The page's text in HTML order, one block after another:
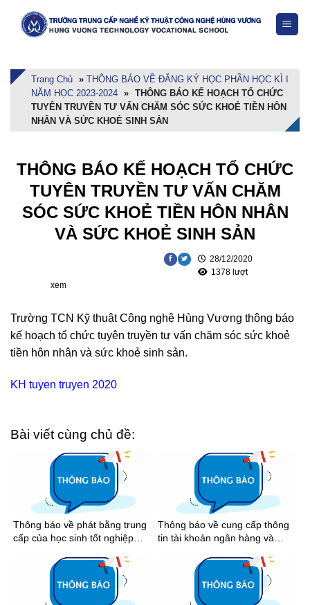
Trang Chủ » THÔNG BÁO VỀ ĐĂNG KÝ HỌC PHẦN HỌC KÌ I
NĂM HỌC 2023-2024 » THÔNG BÁO KẾ HOẠCH TỔ CHỨC
TUYÊN TRUYỀN TƯ VẤN CHĂM SÓC SỨC KHOẺ TIỀN HÔN
NHÂN VÀ SỨC KHOẺ SINH SẢN
THÔNG BÁO KẾ HOẠCH TỔ CHỨC
TUYÊN TRUYỀN TƯ VẤN CHĂM
SÓC SỨC KHOẺ TIỀN HÔN NHÂN
VÀ SỨC KHOẺ SINH SẢN
28/12/2020
1378 lượt
xem
Trường TCN Kỹ thuật Công nghệ Hùng Vương thông báo
kế hoạch tổ chức tuyên truyền tư vấn chăm sóc sức khoẻ
tiền hôn nhân và sức khoẻ sinh sản.
KH tuyen truyen 2020
Bài viết cùng chủ đề:
Thông báo về phát bằng trung
cấp của học sinh tốt nghiệp
Thông báo về cung cấp thông
tin tài khoản ngân hàng và
khích học tập học kỳ I năm học